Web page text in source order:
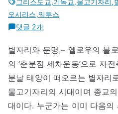
그리스도교,기독교,물고기자리,
오시리스,익투스
그
스
도
교
와
물
댓글 2개
별자리와 문명 – 옐로우의 블
의 ‘춘분점 세차운동’으로 자
분날 태양이 떠오르는 별자리
물고기자리의 시대이며 종교
대이다. 누군가는 이미 다음